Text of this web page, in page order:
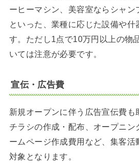
ーヒーマシン、美容室ならシャン
といった、業種に応じた設備や什
す。ただし1点で10万円以上の物
いては注意が必要です。
宣伝・広告費
新規オープンに伴う広告宣伝費も
チラシの作成・配布、オープニン
ームページ作成費用など、集客活
対象となります。